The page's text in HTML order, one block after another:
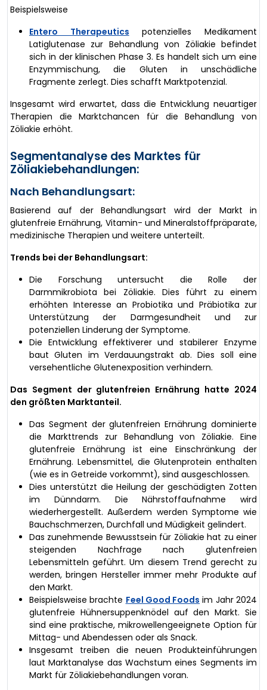
Beispielsweise
Entero Therapeutics potenzielles Medikament
Latiglutenase zur Behandlung von Zöliakie befindet
sich in der klinischen Phase 3. Es handelt sich um eine
Enzymmischung, die Gluten in unschädliche
Fragmente zerlegt. Dies schafft Marktpotenzial.
Insgesamt wird erwartet, dass die Entwicklung neuartiger
Therapien die Marktchancen für die Behandlung von
Zöliakie erhöht.
Segmentanalyse des Marktes für
Zöliakiebehandlungen:
Nach Behandlungsart:
Basierend auf der Behandlungsart wird der Markt in
glutenfreie Ernährung, Vitamin- und Mineralstoffpräparate,
medizinische Therapien und weitere unterteilt.
Trends bei der Behandlungsart:
Die Forschung untersucht die Rolle der
Darmmikrobiota bei Zöliakie. Dies führt zu einem
erhöhten Interesse an Probiotika und Präbiotika zur
Unterstützung der Darmgesundheit und zur
potenziellen Linderung der Symptome.
Die Entwicklung effektiverer und stabilerer Enzyme
baut Gluten im Verdauungstrakt ab. Dies soll eine
versehentliche Glutenexposition verhindern.
Das Segment der glutenfreien Ernährung hatte 2024
den größten Marktanteil.
Das Segment der glutenfreien Ernährung dominierte
die Markttrends zur Behandlung von Zöliakie. Eine
glutenfreie Ernährung ist eine Einschränkung der
Ernährung. Lebensmittel, die Glutenprotein enthalten
(wie es in Getreide vorkommt), sind ausgeschlossen.
Dies unterstützt die Heilung der geschädigten Zotten
im Dünndarm. Die Nährstoffaufnahme wird
wiederhergestellt. Außerdem werden Symptome wie
Bauchschmerzen, Durchfall und Müdigkeit gelindert.
Das zunehmende Bewusstsein für Zöliakie hat zu einer
steigenden Nachfrage nach glutenfreien
Lebensmitteln geführt. Um diesem Trend gerecht zu
werden, bringen Hersteller immer mehr Produkte auf
den Markt.
Beispielsweise brachte Feel Good Foods im Jahr 2024
glutenfreie Hühnersuppenknödel auf den Markt. Sie
sind eine praktische, mikrowellengeeignete Option für
Mittag- und Abendessen oder als Snack.
Insgesamt treiben die neuen Produkteinführungen
laut Marktanalyse das Wachstum eines Segments im
Markt für Zöliakiebehandlungen voran.